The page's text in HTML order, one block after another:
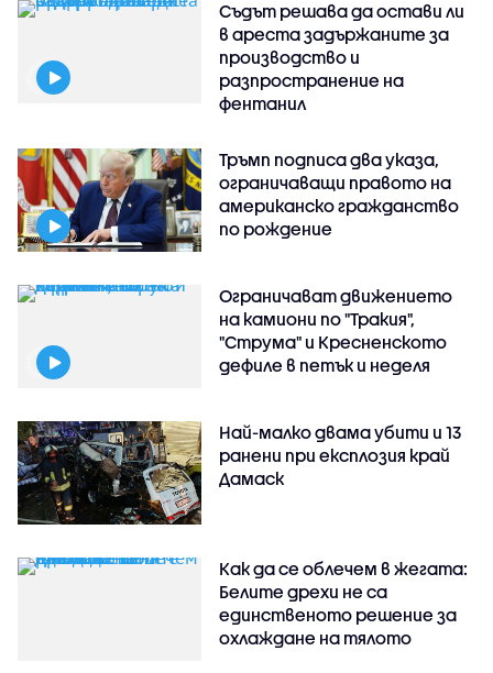
Съдът решава да остави ли
в ареста задържаните за
производство и
разпространение на
фентанил
Тръмп подписа два указа,
ограничаващи правото на
американско гражданство
по рождение
Ограничават движението
на камиони по "Тракия",
"Струма" и Кресненското
дефиле в петък и неделя
Най-малко двама убити и 13
ранени при експлозия край
Дамаск
Как да се облечем в жегата:
Белите дрехи не са
единственото решение за
охлаждане на тялото